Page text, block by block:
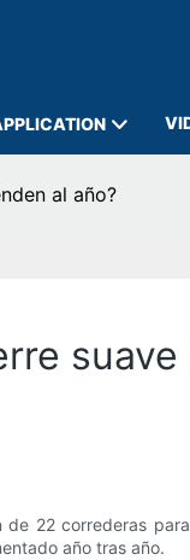
al año?
22 correderas
año tras año.